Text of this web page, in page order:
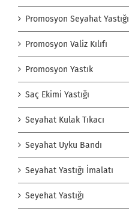
Promosyon Seyahat Yastığı
Promosyon Valiz Kılıfı
Promosyon Yastık
Saç Ekimi Yastığı
Seyahat Kulak Tıkacı
Seyahat Uyku Bandı
Seyahat Yastığı İmalatı
Seyehat Yastığı